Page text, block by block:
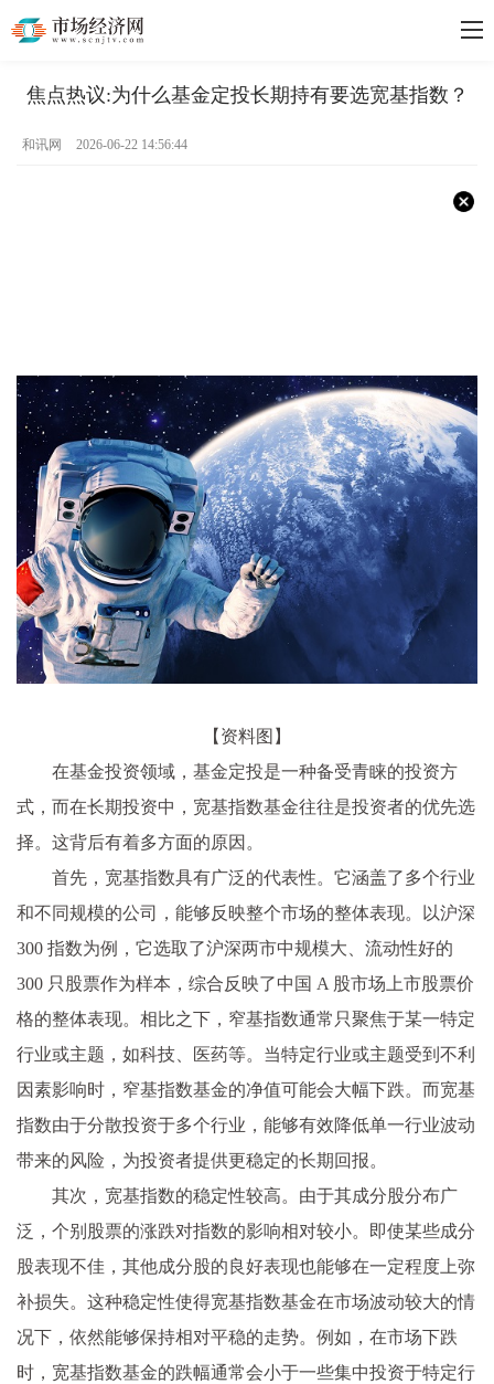
焦点热议:为什么基金定投长期持有要选宽基指数？
和讯网 2026-06-22 14:56:44
【资料图】
在基金投资领域，基金定投是一种备受青睐的投资方
式，而在长期投资中，宽基指数基金往往是投资者的优先选
择。这背后有着多方面的原因。
首先，宽基指数具有广泛的代表性。它涵盖了多个行业
和不同规模的公司，能够反映整个市场的整体表现。以沪深
300 指数为例，它选取了沪深两市中规模大、流动性好的
300 只股票作为样本，综合反映了中国 A 股市场上市股票价
格的整体表现。相比之下，窄基指数通常只聚焦于某一特定
行业或主题，如科技、医药等。当特定行业或主题受到不利
因素影响时，窄基指数基金的净值可能会大幅下跌。而宽基
指数由于分散投资于多个行业，能够有效降低单一行业波动
带来的风险，为投资者提供更稳定的长期回报。
其次，宽基指数的稳定性较高。由于其成分股分布广
泛，个别股票的涨跌对指数的影响相对较小。即使某些成分
股表现不佳，其他成分股的良好表现也能够在一定程度上弥
补损失。这种稳定性使得宽基指数基金在市场波动较大的情
况下，依然能够保持相对平稳的走势。例如，在市场下跌
时，宽基指数基金的跌幅通常会小于一些集中投资于特定行